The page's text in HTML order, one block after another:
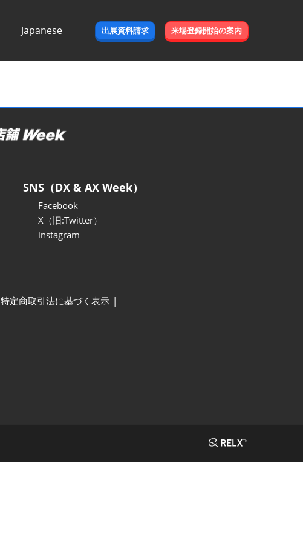
Japanese
出展資料請求 来場登録開始の案内
SNS（DX & AX Week）
Facebook
X（旧:Twitter）
instagram
特定商取引法に基づく表示